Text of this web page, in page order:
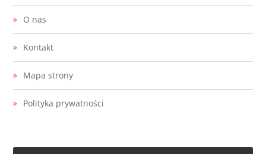
O nas
Kontakt
Mapa strony
Polityka prywatności